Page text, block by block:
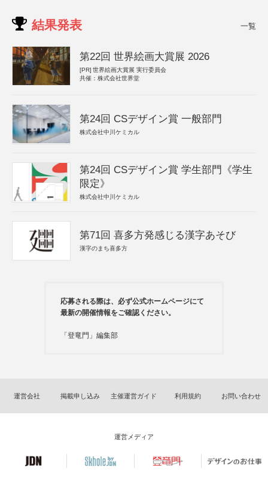
結果発表 一覧
第22回 世界絵画大賞展 2026
[PR] 世界絵画大賞展 実行委員会
共催：株式会社世界堂
第24回 CSデザイン賞 一般部門
株式会社中川ケミカル
第24回 CSデザイン賞 学生部門《学生
限定》
株式会社中川ケミカル
第71回 喜多方発感じる漢字あそび
漢字のまち喜多方
応募される際は、必ず公式ホームページにて
最新の開催情報をご確認ください。
「登竜門」編集部
運営会社 掲載申し込み 主催運営ガイド 利用規約 お問い合わせ
運営メディア